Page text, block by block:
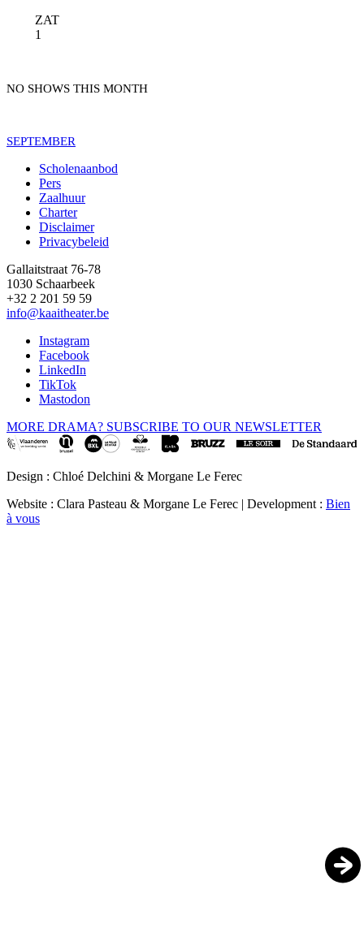
ZAT
1
NO SHOWS THIS MONTH
SEPTEMBER
Footer
Scholenaanbod
Pers
Zaalhuur
Charter
Disclaimer
Privacybeleid
Gallaitstraat 76-78
1030 Schaarbeek
+32 2 201 59 59
info@kaaitheater.be
Instagram
Facebook
LinkedIn
TikTok
Mastodon
MORE DRAMA? SUBSCRIBE TO OUR NEWSLETTER
Design : Chloé Delchini & Morgane Le Ferec
Website : Clara Pasteau & Morgane Le Ferec | Development : Bien
à vous